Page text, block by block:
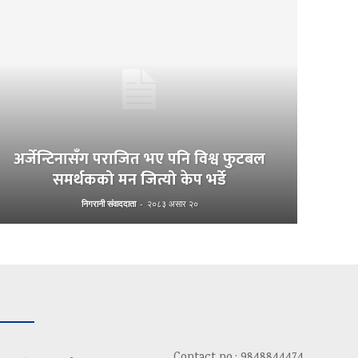
अर्जेन्टिनासँग पराजित भए पनि विश्व फुटबल
समर्थकको मन जित्यो केप भर्डे
निगरानी संवाददाता - २०८३ असार २०